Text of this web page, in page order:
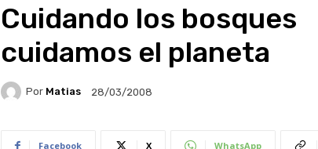
Cuidando los bosques
cuidamos el planeta
Por Matias 28/03/2008
Facebook X WhatsApp